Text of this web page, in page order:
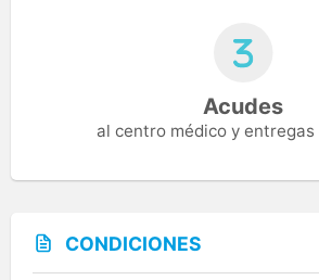
Acudes
al centro médico y entregas
CONDICIONES